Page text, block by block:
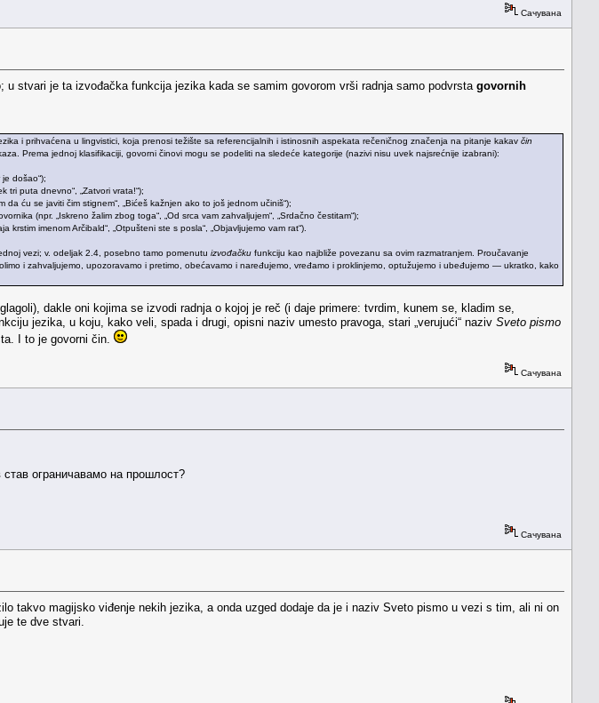
Сачувана
u stvari je ta izvođačka funkcija jezika kada se samim govorom vrši radnja samo podvrsta govornih
i prihvaćena u lingvistici, koja prenosi težište sa referencijalnih i istinosnih aspekata rečeničnog značenja na pitanje kakav čin
Prema jednoj klasifikaciji, govorni činovi mogu se podeliti na sledeće kategorije (nazivi nisu uvek najsrećnije izabrani):
došao“);
puta dnevno“, „Zatvori vrata!“);
ću se javiti čim stignem“, „Bićeš kažnjen ako to još jednom učiniš“);
(npr. „Iskreno žalim zbog toga“, „Od srca vam zahvaljujem“, „Srdačno čestitam“);
imenom Arčibald“, „Otpušteni ste s posla“, „Objavljujemo vam rat“).
vezi; v. odeljak 2.4, posebno tamo pomenutu izvođačku funkciju kao najbliže povezanu sa ovim razmatranjem. Proučavanje
i zahvaljujemo, upozoravamo i pretimo, obećavamo i naređujemo, vređamo i proklinjemo, optužujemo i ubeđujemo — ukratko, kako
dakle oni kojima se izvodi radnja o kojoj je reč (i daje primere: tvrdim, kunem se, kladim se,
jezika, u koju, kako veli, spada i drugi, opisni naziv umesto pravoga, stari „verujući“ naziv Sveto pismo
I to je govorni čin.
Сачувана
ограничавамо на прошлост?
Сачувана
takvo magijsko viđenje nekih jezika, a onda uzged dodaje da je i naziv Sveto pismo u vezi s tim, ali ni on
te dve stvari.